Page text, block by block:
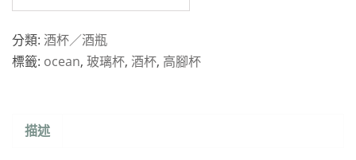
分類: 酒杯／酒瓶
標籤: ocean, 玻璃杯, 酒杯, 高腳杯
描述